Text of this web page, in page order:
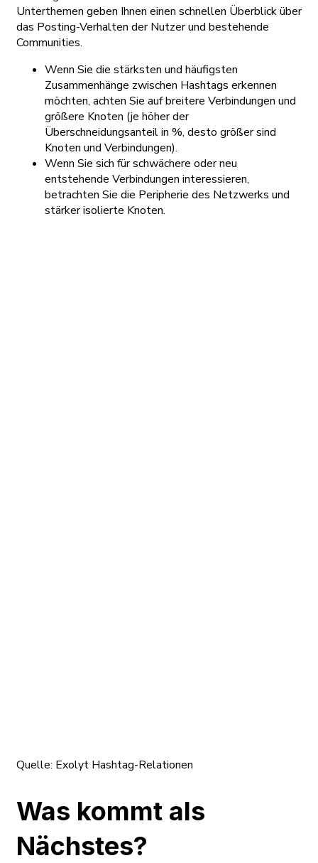
Unterthemen geben Ihnen einen schnellen Überblick über
das Posting-Verhalten der Nutzer und bestehende
Communities.
Wenn Sie die stärksten und häufigsten
Zusammenhänge zwischen Hashtags erkennen
möchten, achten Sie auf breitere Verbindungen und
größere Knoten (je höher der
Überschneidungsanteil in %, desto größer sind
Knoten und Verbindungen).
Wenn Sie sich für schwächere oder neu
entstehende Verbindungen interessieren,
betrachten Sie die Peripherie des Netzwerks und
stärker isolierte Knoten.
Quelle: Exolyt Hashtag-Relationen
Was kommt als
Nächstes?